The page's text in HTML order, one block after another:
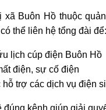
xã Buôn Hồ thuộc
thể liên hệ tổng đài để:
lịch cúp điện Buôn Hồ
điện, sự cố điện
trợ các dịch vụ điện